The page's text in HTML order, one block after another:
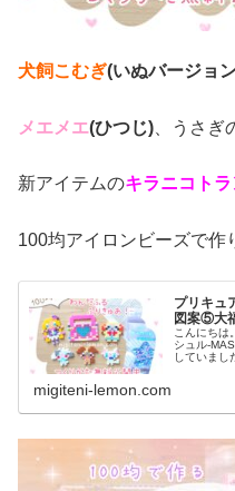
犬飼こむぎ(いぬバージョ
メエメエ(ひつじ) 、うさぎ
新アイテムのキラニコトラ
100均アイロンビーズで作
プリキュ
図案⑤大
こんにちは
シュル-
していまし
migiteni-lemon.com